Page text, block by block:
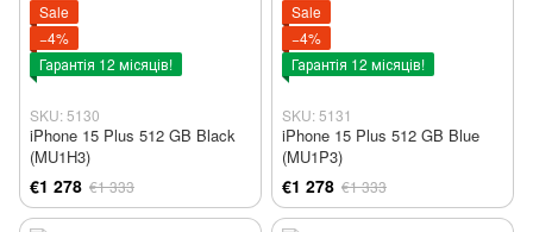
Sale
−4%
Гарантія 12 місяців!
SKU: 5130
iPhone 15 Plus 512 GB Black
(MU1H3)
€1 278 €1 333
Sale
−4%
Гарантія 12 місяців!
SKU: 5131
iPhone 15 Plus 512 GB Blue
(MU1P3)
€1 278 €1 333